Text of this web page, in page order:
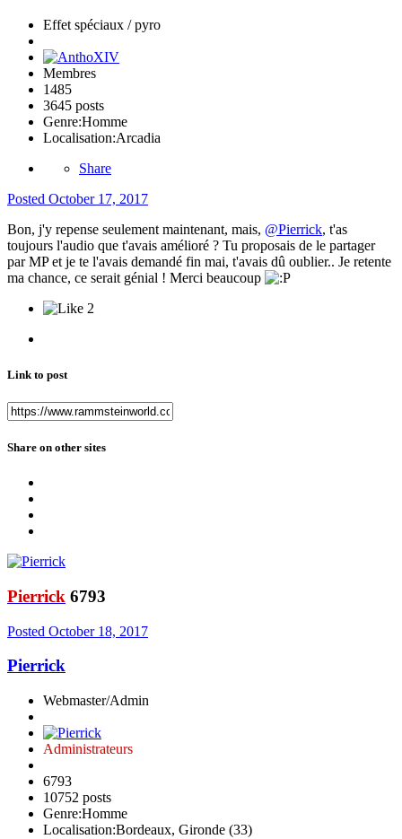
Effet spéciaux / pyro
Membres
1485
3645 posts
Genre:Homme
Localisation:Arcadia
Share
Posted October 17, 2017
Bon, j'y repense seulement maintenant, mais, @Pierrick, t'as
toujours l'audio que t'avais amélioré ? Tu proposais de le partager
par MP et je te l'avais demandé fin mai, t'avais dû oublier.. Je retente
ma chance, ce serait génial ! Merci beaucoup
2
Link to post
Share on other sites
Pierrick 6793
Posted October 18, 2017
Pierrick
Webmaster/Admin
Administrateurs
6793
10752 posts
Genre:Homme
Localisation:Bordeaux, Gironde (33)